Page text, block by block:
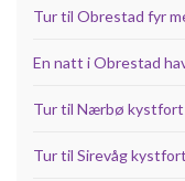
Tur til Obrestad fyr
En natt i Obrestad
Tur til Nærbø kystfort
Tur til Sirevåg